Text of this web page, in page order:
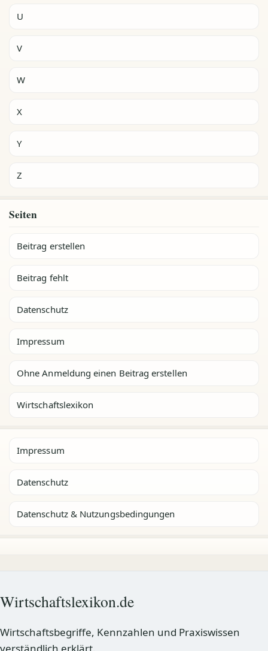
U
V
W
X
Y
Z
Seiten
Beitrag erstellen
Beitrag fehlt
Datenschutz
Impressum
Ohne Anmeldung einen Beitrag erstellen
Wirtschaftslexikon
Impressum
Datenschutz
Datenschutz & Nutzungsbedingungen
Wirtschaftslexikon.de
Wirtschaftsbegriffe, Kennzahlen und Praxiswissen